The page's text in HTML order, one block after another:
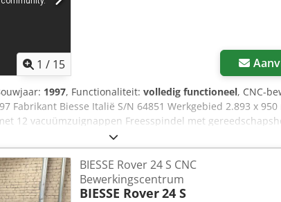
1 / 15
1997, Functionaliteit: volledig functioneel, CNC-
Fabrikant Biesse Italië S/N 64851 Werkgebied 2.893 x
12 vacuümzuignappen Freesspindel met
boren 6 horizontale boren Groevenzaag, 6-voudige
Totaal opgenomen vermogen 10 Kw 400 V , 50
) 3 trapmatten met Becker vacuümpomp, 3,0 Kw CE
BIESSE Rover 24 S CNC
Bewerkingscentrum
BIESSE Rover24 S